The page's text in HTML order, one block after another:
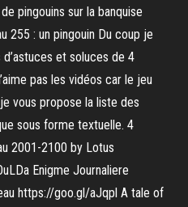
pingouins sur la banquise
255 : un pingouin Du coup je
et soluces de 4
pas les vidéos car le jeu
vous propose la liste des
sous forme textuelle. 4
2001-2100 by Lotus
Enigme Journaliere
https://goo.gl/aJqpl A tale of